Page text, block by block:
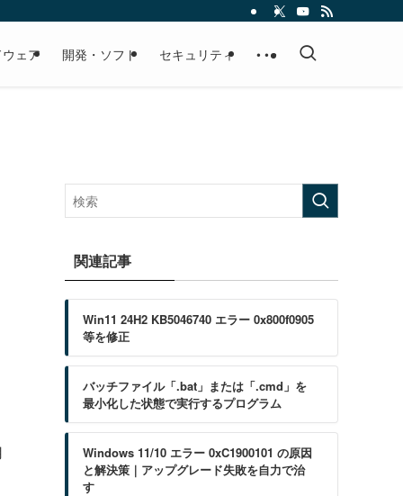
ェア 開発・ソフト セキュリティ • • •
関連記事
Win11 24H2 KB5046740 エラー 0x800f0905
等を修正
バッチファイル「.bat」または「.cmd」を
最小化した状態で実行するプログラム
Windows 11/10 エラー 0xC1900101 の原因
と解決策｜アップグレード失敗を自力で治
す